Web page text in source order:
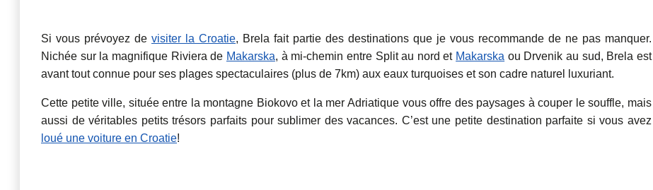
Si vous prévoyez de visiter la Croatie, Brela fait partie des destinations que je vous recommande de ne pas manquer.
Nichée sur la magnifique Riviera de Makarska, à mi-chemin entre Split au nord et Makarska ou Drvenik au sud, Brela est
avant tout connue pour ses plages spectaculaires (plus de 7km) aux eaux turquoises et son cadre naturel luxuriant.
Cette petite ville, située entre la montagne Biokovo et la mer Adriatique vous offre des paysages à couper le souffle, mais
aussi de véritables petits trésors parfaits pour sublimer des vacances. C’est une petite destination parfaite si vous avez
loué une voiture en Croatie!